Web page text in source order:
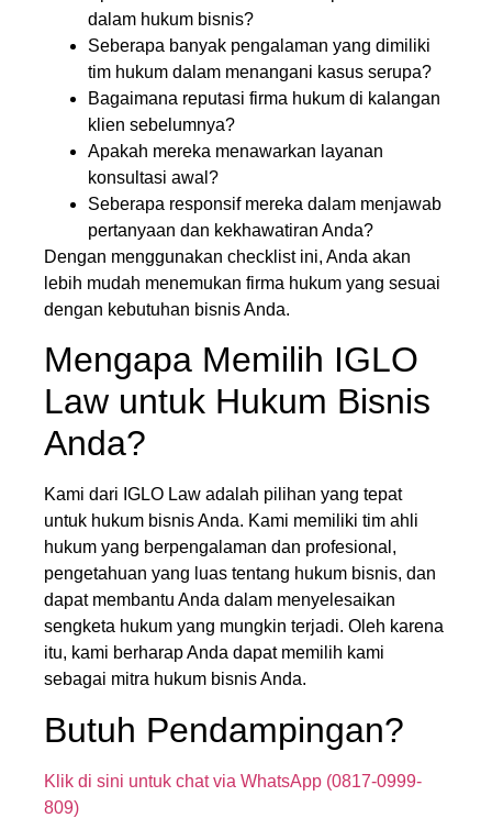
dalam hukum bisnis?
Seberapa banyak pengalaman yang dimiliki
tim hukum dalam menangani kasus serupa?
Bagaimana reputasi firma hukum di kalangan
klien sebelumnya?
Apakah mereka menawarkan layanan
konsultasi awal?
Seberapa responsif mereka dalam menjawab
pertanyaan dan kekhawatiran Anda?
Dengan menggunakan checklist ini, Anda akan
lebih mudah menemukan firma hukum yang sesuai
dengan kebutuhan bisnis Anda.
Mengapa Memilih IGLO
Law untuk Hukum Bisnis
Anda?
Kami dari IGLO Law adalah pilihan yang tepat
untuk hukum bisnis Anda. Kami memiliki tim ahli
hukum yang berpengalaman dan profesional,
pengetahuan yang luas tentang hukum bisnis, dan
dapat membantu Anda dalam menyelesaikan
sengketa hukum yang mungkin terjadi. Oleh karena
itu, kami berharap Anda dapat memilih kami
sebagai mitra hukum bisnis Anda.
Butuh Pendampingan?
Klik di sini untuk chat via WhatsApp (0817-0999-
809)